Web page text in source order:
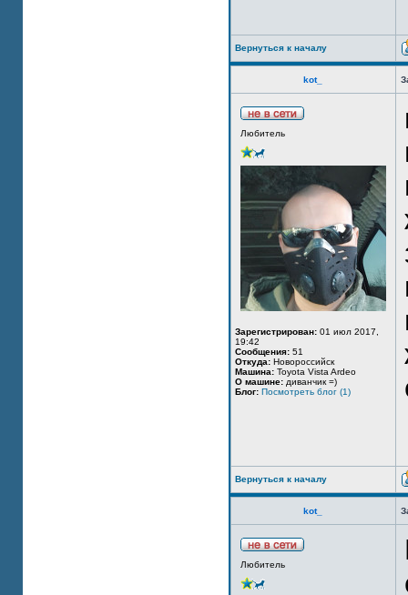
Вернуться к началу
kot_
Любитель
Зарегистрирован: 01 июл 2017,
19:42
Сообщения: 51
Откуда: Новороссийск
Машина: Toyota Vista Ardeo
О машине: диванчик =)
Блог: Посмотреть блог (1)
Вернуться к началу
kot_
Любитель